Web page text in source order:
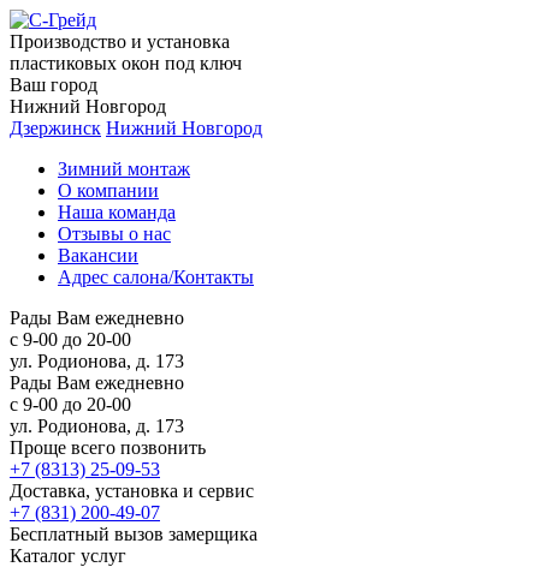
Производство и установка
пластиковых окон под ключ
Ваш город
Нижний Новгород
Дзержинск Нижний Новгород
Зимний монтаж
О компании
Наша команда
Отзывы о нас
Вакансии
Адрес салона/Контакты
Рады Вам ежедневно
с 9-00 до 20-00
ул. Родионова, д. 173
Рады Вам ежедневно
с 9-00 до 20-00
ул. Родионова, д. 173
Проще всего позвонить
+7 (8313) 25-09-53
Доставка, установка и сервис
+7 (831) 200-49-07
Бесплатный вызов замерщика
Каталог услуг